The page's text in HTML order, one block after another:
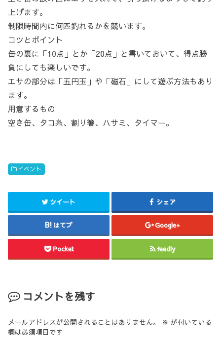
上げます。
制限時間内に何匹釣れるかを競います。
コツとポイント
缶の裏に「10点」とか「20点」と書いておいて、得点勝
負にしても楽しいです。
エサの部分は「五円玉」や「磁石」にして遊ぶ方法もあり
ます。
用意するもの
空き缶、タコ糸、割り箸、ハサミ、タイマー。
イベント
ツイート シェア
はてブ Google+
Pocket feedly
コメントを残す
メールアドレスが公開されることはありません。 ※ が付いている
欄は必須項目です